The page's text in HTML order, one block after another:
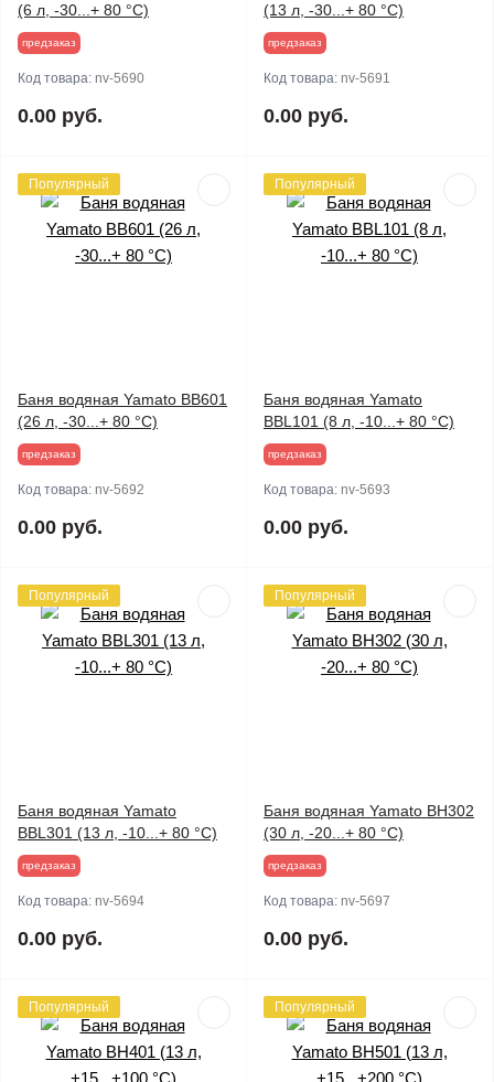
(6 л, -30...+ 80 °C)
предзаказ
Код товара: nv-5690
0.00 руб.
(13 л, -30...+ 80 °C)
предзаказ
Код товара: nv-5691
0.00 руб.
Популярный
Баня водяная Yamato BB601
(26 л, -30...+ 80 °C)
предзаказ
Код товара: nv-5692
0.00 руб.
Популярный
Баня водяная Yamato
BBL101 (8 л, -10...+ 80 °C)
предзаказ
Код товара: nv-5693
0.00 руб.
Популярный
Баня водяная Yamato
BBL301 (13 л, -10...+ 80 °C)
предзаказ
Код товара: nv-5694
0.00 руб.
Популярный
Баня водяная Yamato BH302
(30 л, -20...+ 80 °C)
предзаказ
Код товара: nv-5697
0.00 руб.
Популярный Популярный